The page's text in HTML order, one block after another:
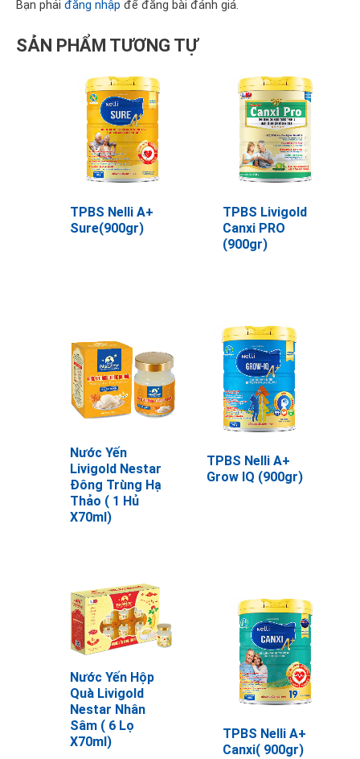
Bạn phải đăng nhập để đăng bài đánh giá.
SẢN PHẨM TƯƠNG TỰ
TPBS Nelli A+
Sure(900gr)
TPBS Livigold
Canxi PRO
(900gr)
Nước Yến
Livigold Nestar
Đông Trùng Hạ
Thảo ( 1 Hủ
X70ml)
TPBS Nelli A+
Grow IQ (900gr)
Nước Yến Hộp
Quà Livigold
Nestar Nhân
Sâm ( 6 Lọ
X70ml)
TPBS Nelli A+
Canxi( 900gr)